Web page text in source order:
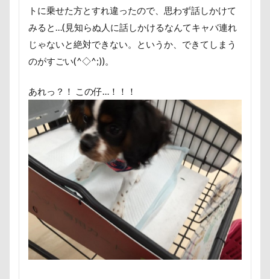
エアーおやつ
ウルルくん
ウブちゃん
ウッドチップ
ウォータートレッキング
ウェルカムドッグ
エルくん
ウィンク
ウィルくん
イーノの森
インテリア
インターペット2017
インターペット
イングランド代表キャバリアーズユニフォーム
イラスト
エナジーロープ
エルちゃん
カファレル
オヤツ入れ
カヌチャベイホテル ＆ ヴィラズ
カドラー
カトラリー
カイくん
トに乗せた方とすれ違ったので、思わず話しかけて
みると…(見知らぬ人に話しかけるなんてキャバ連れ
じゃないと絶対できない。というか、できてしまう
のがすごい(^◇^;))。
あれっ？！ この仔…！！！
大島屋
大和町
夢愛ちゃん
ワンコ御節
ワンコプレート
ホクロ
ペーターくん
ペンダント
ペンション・ブランシェ草津
ペンション
ペロリンチョ
ボサボサ
ペニーレイン
ペディ(PEDI)
ペット用バスタブ
ペット名刺
ペット同伴可飲食店
ペット可
ペットボトル
ペットプロフ
ペットパラダイス
ボタンちゃん
ペットステージ（Petstages）
マウントジーンズ
マミーちゃん
マハロちゃん